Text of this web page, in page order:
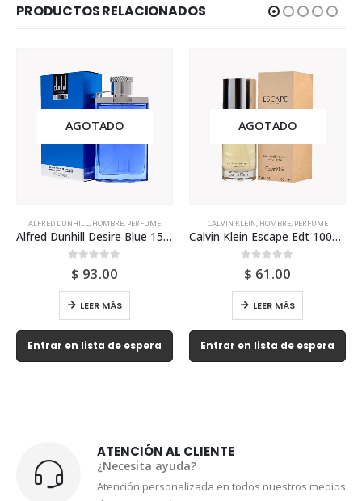
PRODUCTOS RELACIONADOS
AGOTADO
CALVIN KLEIN , HOMBRE,PERFUME
Calvin Klein Escape Edt 100ml Para Hombre
0out of 5
$ 61.00
LEER MÁS
Entrar en lista de espera
,HOMBRE, KARL LAGERFELD,PERFUME
Karl Lagerfeld Jako 125ml Edt Para Hombre
0out of 5
$199.00
AÑADIR AL CARRITO
ATENCIÓN AL CLIENTE
¿Necesita ayuda?
Atención personalizada en todos nuestros medios